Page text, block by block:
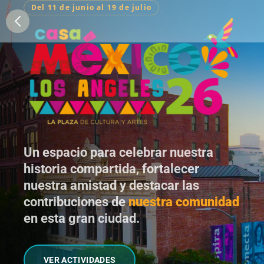
arrow_back_ios_new
Del 11 de junio al 19 de julio
Un espacio para celebrar nuestra
historia compartida, fortalecer
nuestra amistad y destacar las
contribuciones denuestra comunidad
en esta gran ciudad.
VER ACTIVIDADES